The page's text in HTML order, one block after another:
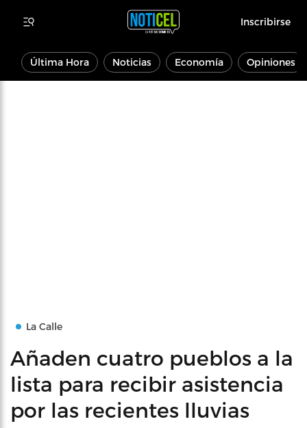
Inscribirse
Última Hora Noticias Economía Opiniones
La Calle
Añaden cuatro pueblos a la
lista para recibir asistencia
por las recientes lluvias